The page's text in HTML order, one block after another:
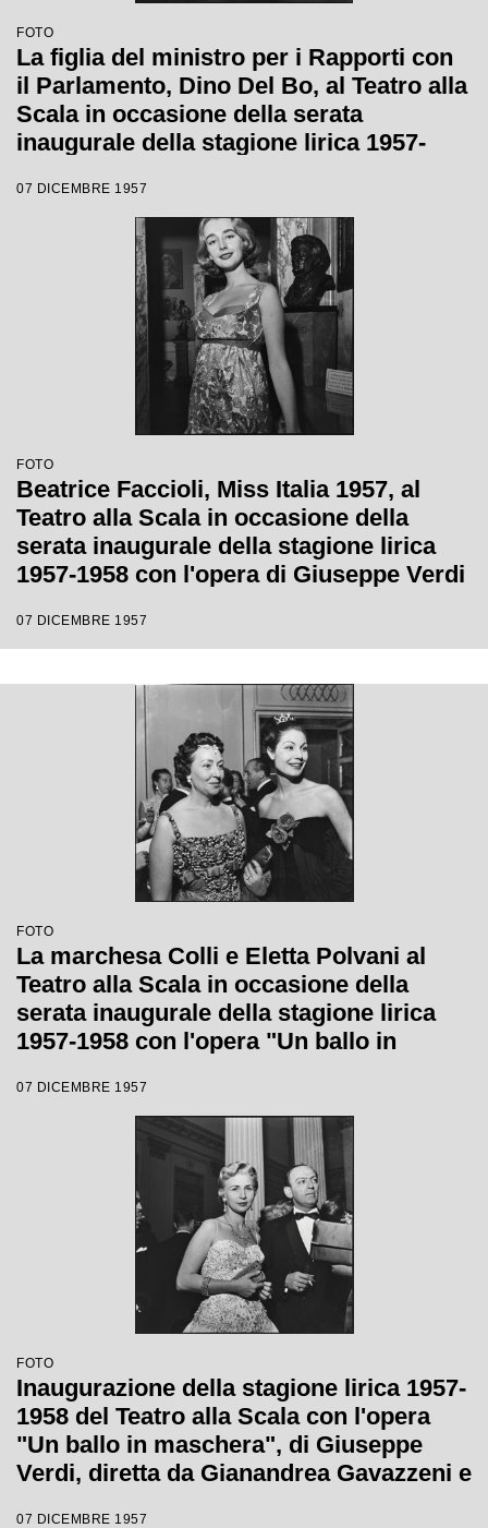
FOTO
La figlia del ministro per i Rapporti con
il Parlamento, Dino Del Bo, al Teatro alla
Scala in occasione della serata
inaugurale della stagione lirica 1957-
di Giuseppe Verdi, diretta da Gianandrea
Gavazzeni e la regia di Margherita
07 DICEMBRE 1957
FOTO
Beatrice Faccioli, Miss Italia 1957, al
Teatro alla Scala in occasione della
serata inaugurale della stagione lirica
1957-1958 con l'opera di Giuseppe Verdi
Gianandrea Gavazzeni e con la regia di
07 DICEMBRE 1957
FOTO
La marchesa Colli e Eletta Polvani al
Teatro alla Scala in occasione della
serata inaugurale della stagione lirica
1957-1958 con l'opera "Un ballo in
Gianandrea Gavazzeni e la regia di
Margherita Wallmann
07 DICEMBRE 1957
FOTO
Inaugurazione della stagione lirica 1957-
1958 del Teatro alla Scala con l'opera
"Un ballo in maschera", di Giuseppe
Verdi, diretta da Gianandrea Gavazzeni e
07 DICEMBRE 1957